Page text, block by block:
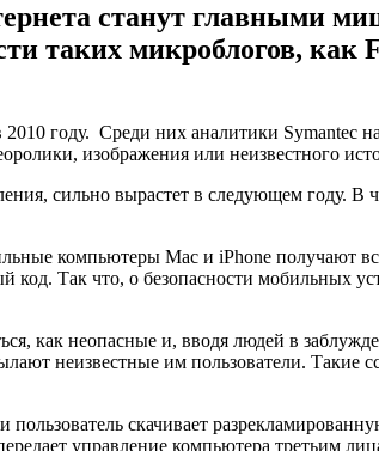
станут главными
таких микроблогов, как
2010 году. Среди них аналитики
изображения или неизвестного
сильно вырастет в следующем году. В
компьютеры Mac и iPhone получают
Так что, о безопасности мобильных
как неопасные и, вводя людей в
неизвестные им пользователи. Такие
скачивает
управление компьютера третьим